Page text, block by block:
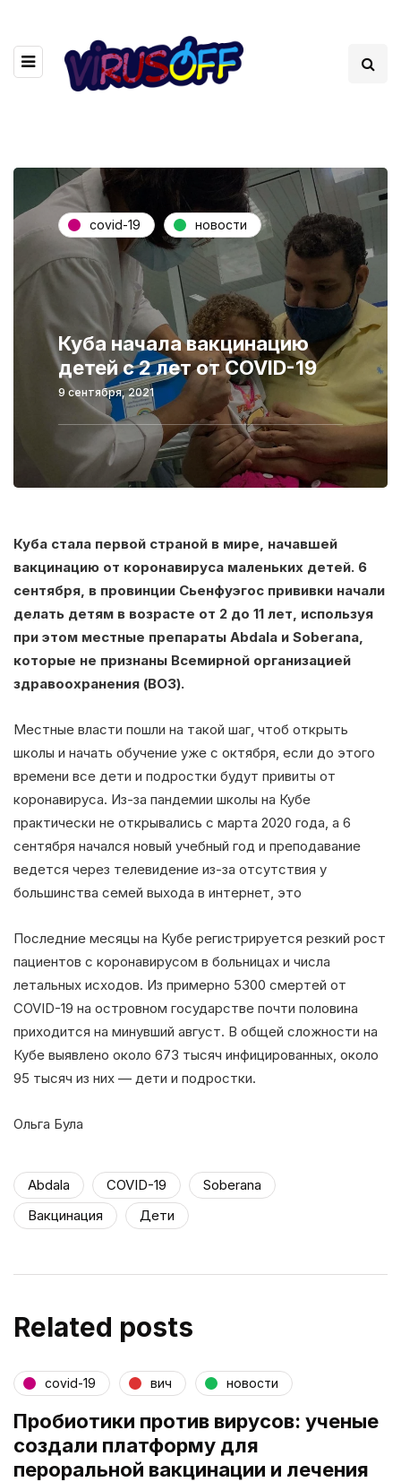
covid-19 новости
Куба начала вакцинацию
детей с 2 лет от COVID-19
9 сентября, 2021
Куба стала первой страной в мире, начавшей
вакцинацию от коронавируса маленьких детей. 6
сентября, в провинции Сьенфуэгос прививки начали
делать детям в возрасте от 2 до 11 лет, используя
при этом местные препараты Abdala и Soberana,
которые не признаны Всемирной организацией
здравоохранения (ВОЗ).
Местные власти пошли на такой шаг, чтоб открыть
школы и начать обучение уже с октября, если до этого
времени все дети и подростки будут привиты от
коронавируса. Из-за пандемии школы на Кубе
практически не открывались с марта 2020 года, а 6
сентября начался новый учебный год и преподавание
ведется через телевидение из-за отсутствия у
большинства семей выхода в интернет, это
Последние месяцы на Кубе регистрируется резкий рост
пациентов с коронавирусом в больницах и числа
летальных исходов. Из примерно 5300 смертей от
COVID-19 на островном государстве почти половина
приходится на минувший август. В общей сложности на
Кубе выявлено около 673 тысяч инфицированных, около
95 тысяч из них — дети и подростки.
Ольга Була
Abdala COVID-19
Soberana
Вакцинация
Дети
Related posts
covid-19 вич новости
Пробиотики против вирусов: ученые
создали платформу для
пероральной вакцинации и лечения